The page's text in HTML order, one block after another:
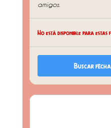
amigos.
No está disponible para estas
Buscar